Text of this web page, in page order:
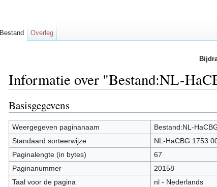
Informatie over "Bestand:NL-
Basisgegevens
Weergegeven paginanaam
Bestand:NL-
Standaard sorteerwijze
NL-HaCBG 1753
Paginalengte (in bytes)
67
Paginanummer
20158
Taal voor de pagina
nl - Nederlands
Bestand Overleg